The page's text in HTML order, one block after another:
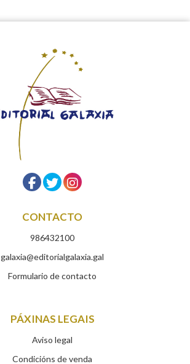
CONTACTO
986432100
galaxia@editorialgalaxia.gal
Formulario de contacto
PÁXINAS LEGAIS
Aviso legal
Condicións de venda